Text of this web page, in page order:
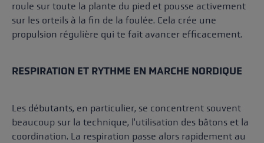
roule sur toute la plante du pied et pousse activement
sur les orteils à la fin de la foulée. Cela crée une
propulsion régulière qui te fait avancer efficacement.
RESPIRATION ET RYTHME EN MARCHE NORDIQUE
Les débutants, en particulier, se concentrent souvent
beaucoup sur la technique, l'utilisation des bâtons et la
coordination. La respiration passe alors rapidement au